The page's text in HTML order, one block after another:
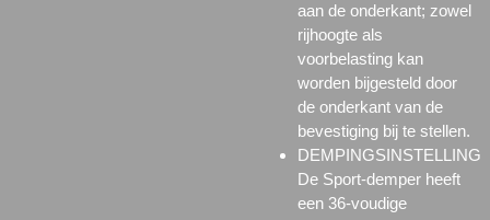
aan de onderkant; zowel
rijhoogte als
voorbelasting kan
worden bijgesteld door
de onderkant van de
bevestiging bij te stellen.
DEMPINGSINSTELLING
De Sport-demper heeft
een 36-voudige